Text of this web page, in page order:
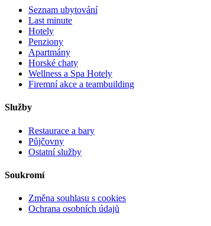
Seznam ubytování
Last minute
Hotely
Penziony
Apartmány
Horské chaty
Wellness a Spa Hotely
Firemní akce a teambuilding
Služby
Restaurace a bary
Půjčovny
Ostatní služby
Soukromí
Změna souhlasu s cookies
Ochrana osobních údajů